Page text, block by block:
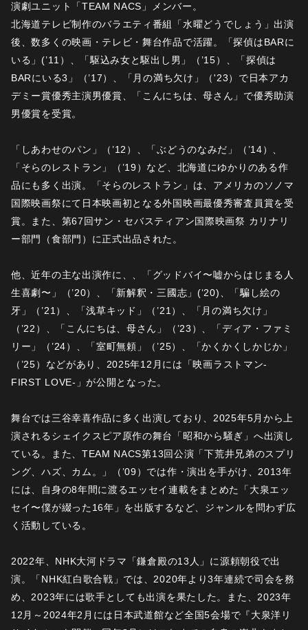
演劇ユニット「TEAM NACS」メンバー。
北海道テレビ制作のバラエティ番組「水曜どうでしょう」出演
後、数多くの映画・テレビ・舞台作品で活躍。「探偵はBARに
いる」(’11）、「駆込み女と駆出し男」（’15）、「探偵は
BARにいる3」（’17）、「月の満ち欠け」（'23）で日本アカ
デミー賞優秀主演男優賞、「こんにちは、母さん」で優秀助演
男優賞を受賞。
「しあわせのパン」（’12）、「ぶどうのなみだ」（’14）、
「そらのレストラン」（’19）など、北海道にゆかりのある作
品にも多く出演。「そらのレストラン」は、アメリカのソノマ
国際映画祭にて日本映画初となる外国映画最優秀審査員賞を受
賞。また、第67回サン・セバスティアン国際映画祭 カリナリ
ー部門（食部門）に正式出品された。
他、近年の主な出演作に、、「グッドバイ〜嘘からはじまる人
生喜劇〜」（’20）、「新解釈・三國志」(‘20)、「騙し絵の
牙」（’21）、「浅草キッド」（’21）、「月の満ち欠け」
（’22）、「こんにちは、母さん」（’23）、「ディア・ファミ
リー」（’24）、「室町無頼」（’25）、「かくかくしかじか」
（’25）などがあり、2025年12月には「映画ラストマン-
FIRST LOVE-」が公開となった。
舞台では三谷幸喜作品に多く出演しており、2025年5月から上
演されるシェイクスピア原作の舞台「昭和から騒ぎ」へ出演し
ている。また、TEAM NACS第13回公演「下荒井兄弟のスプリ
ング、ハズ、カム。」（’09）では作・演出を手がけ、2013年
には、自身の8年間に渡るエッセイ連載をまとめた「大泉エッ
セイ〜僕が綴った16年」を出版するなど、ジャンルを問わず広
く活動している。
2022年、NHK大河ドラマ「鎌倉殿の13人」に源頼朝役で出
演。「NHK紅白歌合戦」では、2020年より3年連続で司会を務
め、2023年には歌手としても出演を果たした。また、2023年
12月～2024年2月には日本武道館など全国5会場で『大泉洋リ